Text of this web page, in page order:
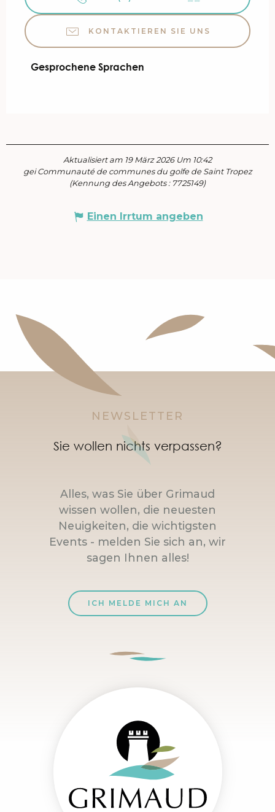
KONTAKTIEREN SIE UNS
Gesprochene Sprachen
Gesprochene Sprachen
Aktualisiert am 19 März 2026 Um 10:42
gei Communauté de communes du golfe de Saint Tropez
(Kennung des Angebots : 7725149)
Einen Irrtum angeben
NEWSLETTER
Sie wollen nichts verpassen?
Alles, was Sie über Grimaud
wissen wollen, die neuesten
Neuigkeiten, die wichtigsten
Events - melden Sie sich an, wir
sagen Ihnen alles!
ICH MELDE MICH AN